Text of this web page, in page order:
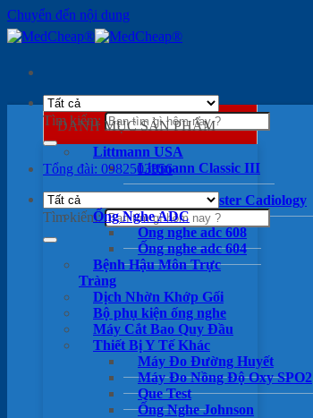
Chuyển đến nội dung
Tìm kiếm:
Tổng đài: 0982503356
Tìm kiếm:
DANH MỤC SẢN PHẨM
Littmann USA
Littmann Classic III
Littmann Master Cadiology
Ống Nghe ADC
Ống nghe adc 608
Ống nghe adc 604
Bệnh Hậu Môn Trực
Tràng
Dịch Nhờn Khớp Gối
Bộ phụ kiện ống nghe
Máy Cắt Bao Quy Đầu
Thiết Bị Y Tế Khác
Máy Đo Đường Huyết
Máy Đo Nồng Độ Oxy SPO2
Que Test
Ống Nghe Johnson